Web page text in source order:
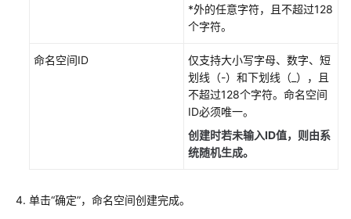
权
引
*外的任意字符，且不超过128
个字符。
命名空间ID
仅支持大小写字母、数字、短
划线（-）和下划线（_），且
不超过128个字符。命名空间
ID必须唯一。
创建时若未输入ID值，则由系
统随机生成。
单击“确定”，命名空间创建完成。